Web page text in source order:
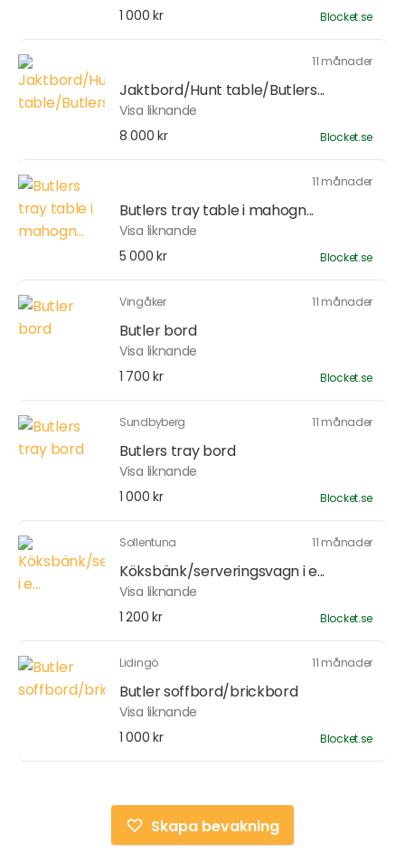
1 000 kr Blocket.se
11 månader
Jaktbord/Hunt table/Butlers...
Visa liknande
8 000 kr
Blocket.se
11 månader
Butlers tray table i mahogn...
Visa liknande
5 000 kr
Blocket.se
Vingåker 11 månader
Butler bord
Visa liknande
1 700 kr
Blocket.se
Sundbyberg 11 månader
Butlers tray bord
Visa liknande
1 000 kr
Blocket.se
Sollentuna 11 månader
Köksbänk/serveringsvagn i e...
Visa liknande
1 200 kr
Blocket.se
Lidingö 11 månader
Butler soffbord/brickbord
Visa liknande
1 000 kr
Blocket.se
Skapa bevakning